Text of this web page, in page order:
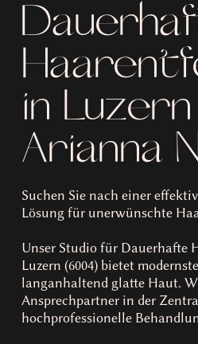
in
Arianna
Suchen Sie nach einer
Lösung für unerwünschte
Unser Studio für Dauerhafte
Luzern (6004) bietet
langanhaltend glatte Haut.
Ansprechpartner in der
hochprofessionelle